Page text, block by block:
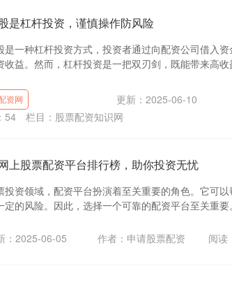
是杠杆投资，谨慎操作防风险
是一种杠杆投资方式，投资者通过向配资公司借入
收益。然而，杠杆投资是一把双刃剑，既能带来高
资网 更新：2025-06-10
54 栏目： 股票配资知识网
上股票配资平台排行榜，助你投资无忧
投资领域，配资平台扮演着至关重要的角色。它可
定的风险。因此，选择一个可靠的配资平台至关重
：2025-06-05 作者：申请股票配资 阅读